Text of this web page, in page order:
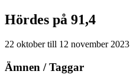
Hördes på 91,4
22 oktobertill 12 november 2023
Ämnen / Taggar